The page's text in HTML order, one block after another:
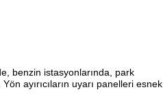
benzin istasyonlarında, park
ayırıcıların uyarı panelleri esnek